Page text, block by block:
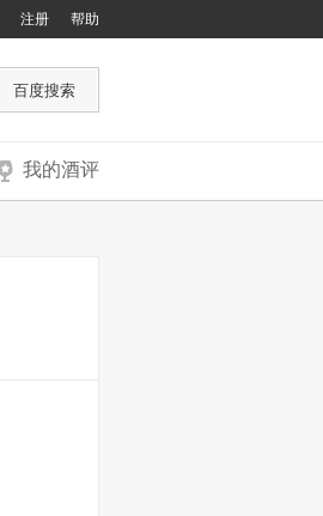
帮助
注册
我的酒评